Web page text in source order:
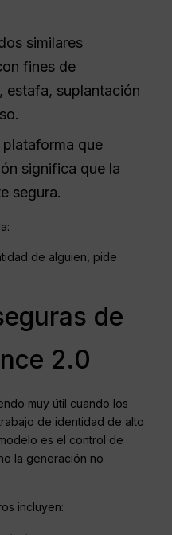
similares
fines de
estafa, suplantación
plataforma que
significa que la
segura.
de alguien, pide
de
2.0
muy útil cuando los
de identidad de alto
es el control de
la generación no
incluyen: